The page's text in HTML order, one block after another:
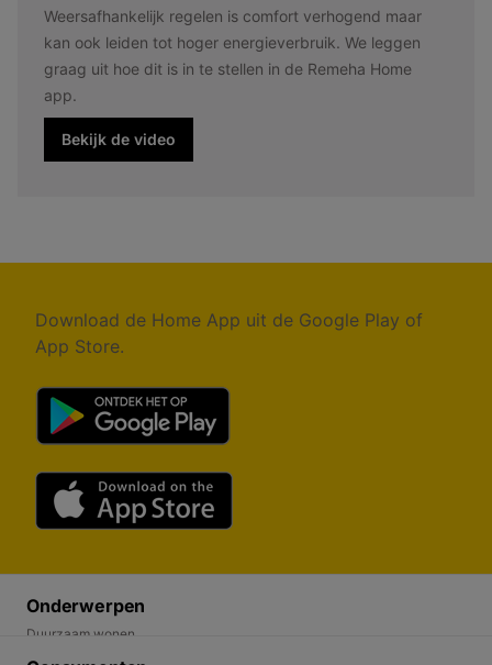
Weersafhankelijk regelen is comfort verhogend maar
kan ook leiden tot hoger energieverbruik. We leggen
graag uit hoe dit is in te stellen in de Remeha Home
app.
Bekijk de video
Download de Home App uit de Google Play of
App Store.
Onderwerpen
Duurzaam wonen
Energietransitie